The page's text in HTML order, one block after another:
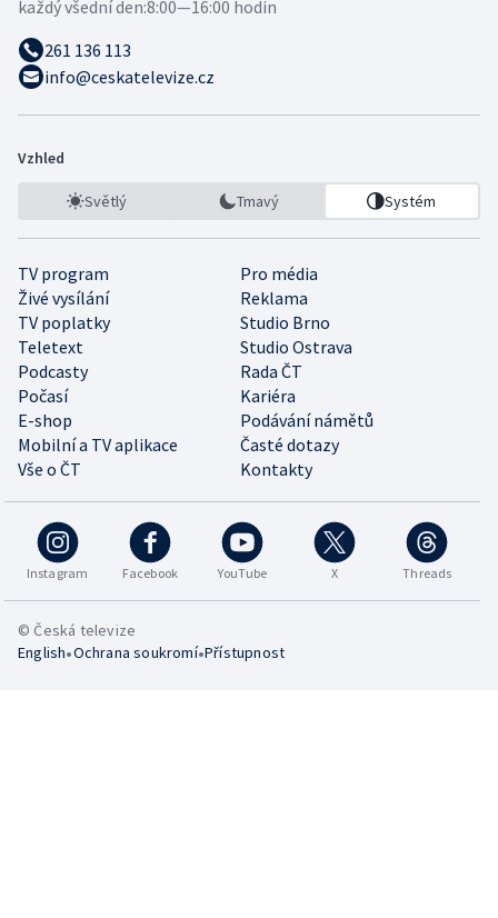
každý všední den:8:00—16:00 hodin
261 136 113
info@ceskatelevize.cz
Vzhled
Světlý Tmavý Systém
TV program
Pro média
Živé vysílání
Reklama
TV poplatky
Studio Brno
Teletext
Studio Ostrava
Podcasty
Rada ČT
Počasí
Kariéra
E-shop
Podávání námětů
Mobilní a TV aplikace
Časté dotazy
Vše o ČT
Kontakty
Instagram Facebook YouTube X Threads
© Česká televize
English•Ochrana soukromí•Přístupnost